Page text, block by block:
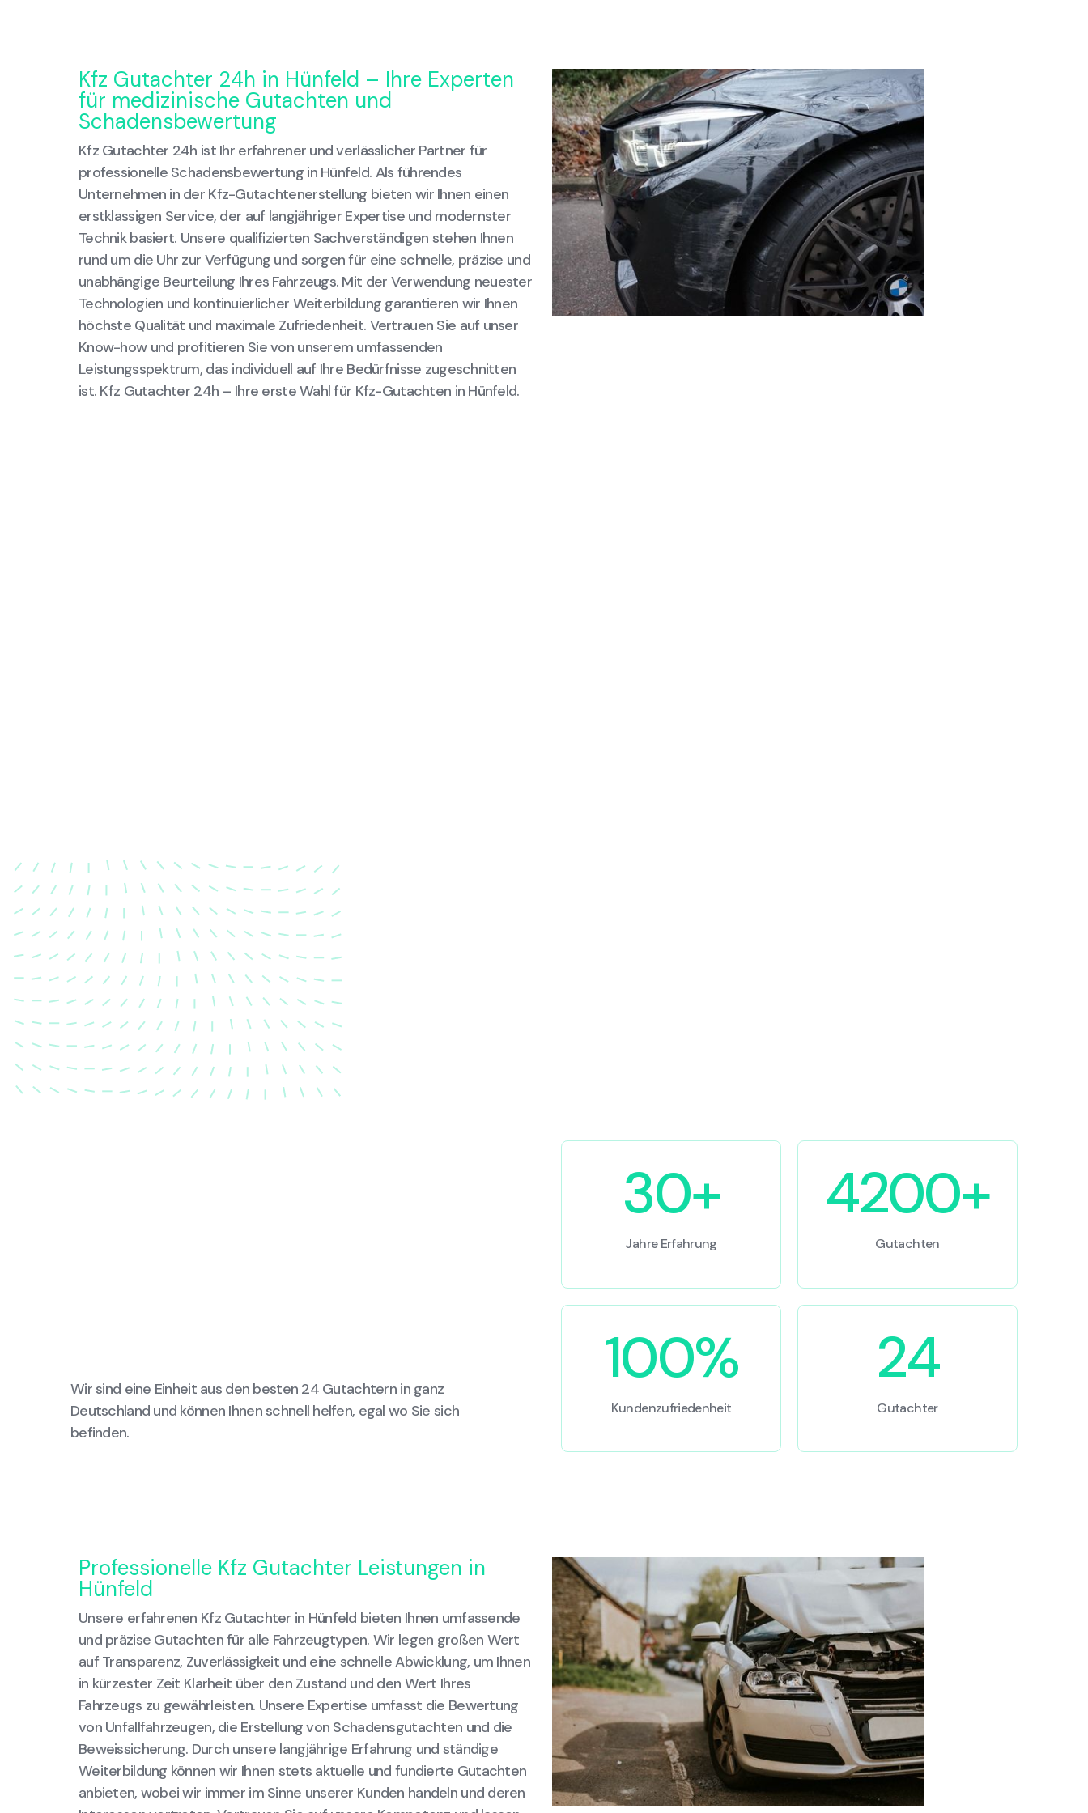
Kfz Gutachter 24h in Hünfeld – Ihre Experten
für medizinische Gutachten und
Schadensbewertung
Kfz Gutachter 24h ist Ihr erfahrener und verlässlicher Partner für
professionelle Schadensbewertung in Hünfeld. Als führendes
Unternehmen in der Kfz-Gutachtenerstellung bieten wir Ihnen einen
erstklassigen Service, der auf langjähriger Expertise und modernster
Technik basiert. Unsere qualifizierten Sachverständigen stehen Ihnen
rund um die Uhr zur Verfügung und sorgen für eine schnelle, präzise und
unabhängige Beurteilung Ihres Fahrzeugs. Mit der Verwendung neuester
Technologien und kontinuierlicher Weiterbildung garantieren wir Ihnen
höchste Qualität und maximale Zufriedenheit. Vertrauen Sie auf unser
Know-how und profitieren Sie von unserem umfassenden
Leistungsspektrum, das individuell auf Ihre Bedürfnisse zugeschnitten
ist. Kfz Gutachter 24h – Ihre erste Wahl für Kfz-Gutachten in Hünfeld.
Karosserievermessung
Unsere exakte Karosserievermessung stellt
einem Unfall wieder in ihren ursprünglichen
Zustand gebracht wird.
Wir sind eine Einheit aus den besten 24 Gutachtern in ganz
Deutschland und können Ihnen schnell helfen, egal wo Sie sich
befinden.
30+
Jahre Erfahrung
4200+
Gutachten
100%
Kundenzufriedenheit
24
Gutachter
Professionelle Kfz Gutachter Leistungen in
Hünfeld
Unsere erfahrenen Kfz Gutachter in Hünfeld bieten Ihnen umfassende
und präzise Gutachten für alle Fahrzeugtypen. Wir legen großen Wert
auf Transparenz, Zuverlässigkeit und eine schnelle Abwicklung, um Ihnen
in kürzester Zeit Klarheit über den Zustand und den Wert Ihres
Fahrzeugs zu gewährleisten. Unsere Expertise umfasst die Bewertung
von Unfallfahrzeugen, die Erstellung von Schadensgutachten und die
Beweissicherung. Durch unsere langjährige Erfahrung und ständige
Weiterbildung können wir Ihnen stets aktuelle und fundierte Gutachten
anbieten, wobei wir immer im Sinne unserer Kunden handeln und deren